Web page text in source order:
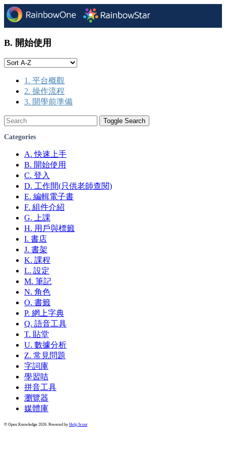
B. 開始使用
1. 平台概觀
2. 操作流程
3. 開學前準備
Toggle Search
Categories
A. 快速上手
B. 開始使用
C. 登入
D. 工作間(只供老師查閱)
E. 編輯電子書
F. 組件介紹
G. 上課
H. 用戶與標籤
I. 書店
J. 書架
K. 課程
L. 設定
M. 筆記
N. 角色
O. 書籤
P. 網上字典
Q. 語音工具
T. 貼堂
U. 數據分析
Z. 常見問題
字詞庫
學習咭
拼音工具
瀏覽器
媒體庫
© Open Knowledge 2026. Powered by Help Scout